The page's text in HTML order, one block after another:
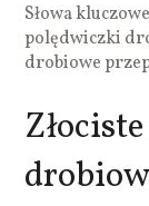
Słowa
polędwiczki
drobiowe